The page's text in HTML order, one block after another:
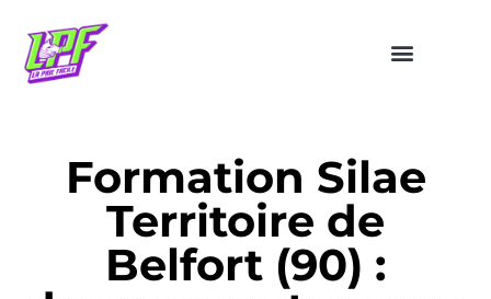
Formation Silae
Territoire de
Belfort (90) :